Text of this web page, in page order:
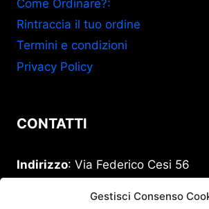
Gestisci Consenso
Come Ordinare?:
Rintraccia il tuo ordine
Termini e condizioni
Privacy Policy
CONTATTI
Indirizzo: Via Federico Cesi 56